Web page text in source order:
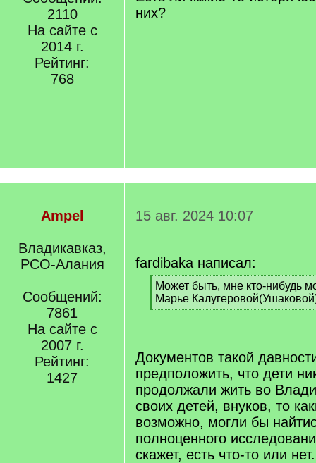
2110
На сайте с
2014 г.
Рейтинг:
768
них?
Ampel
Владикавказ,
РСО-Алания
Сообщений:
7861
На сайте с
2007 г.
Рейтинг:
1427
15 авг. 2024 10:07
fardibaka написал:
[
q
]
Может быть, мне кто-нибудь
Марье
[
Документов такой
предположить, что дети
продолжали жить во
своих детей, внуков, то
возможно, могли бы
полноценного
скажет, есть что-то или нет.